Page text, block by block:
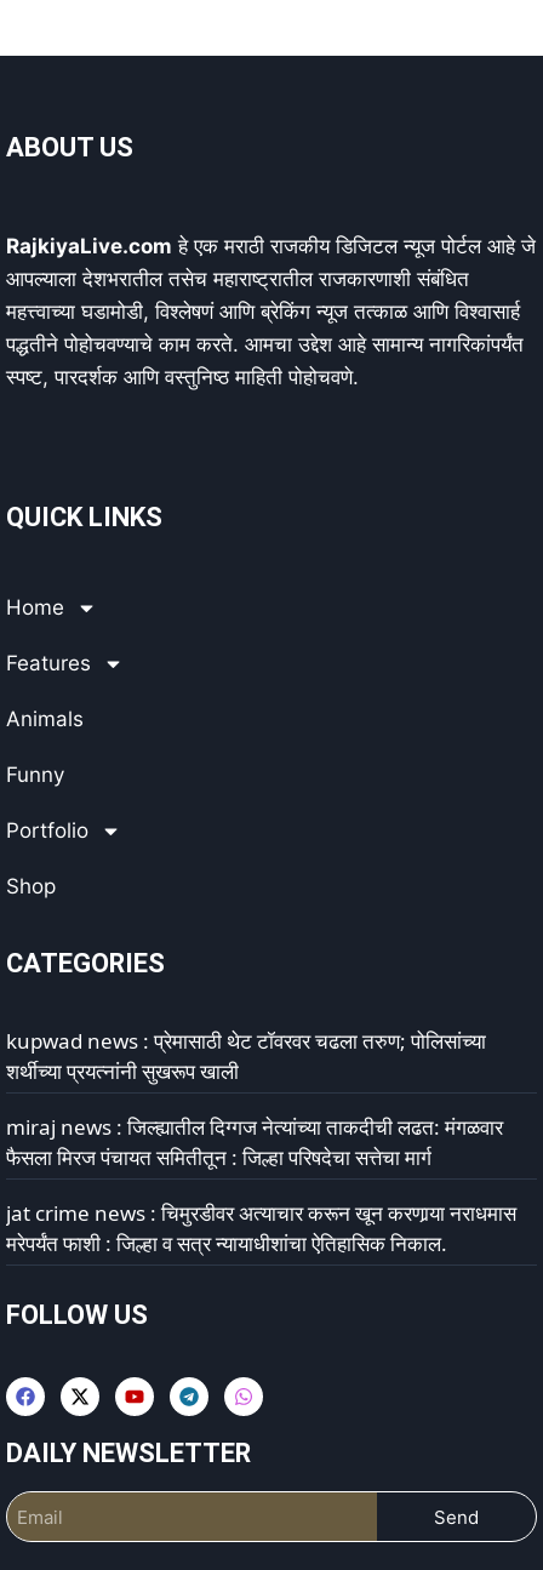
ABOUT US
RajkiyaLive.com हे एक मराठी राजकीय डिजिटल न्यूज पोर्टल आहे जे
आपल्याला देशभरातील तसेच महाराष्ट्रातील राजकारणाशी संबंधित
महत्त्वाच्या घडामोडी, विश्लेषणं आणि ब्रेकिंग न्यूज तत्काळ आणि विश्वासार्ह
पद्धतीने पोहोचवण्याचे काम करते. आमचा उद्देश आहे सामान्य नागरिकांपर्यंत
स्पष्ट, पारदर्शक आणि वस्तुनिष्ठ माहिती पोहोचवणे.
QUICK LINKS
Home
Features
Animals
Funny
Portfolio
Shop
CATEGORIES
kupwad news : प्रेमासाठी थेट टॉवरवर चढला तरुण; पोलिसांच्या
शर्थीच्या प्रयत्नांनी सुखरूप खाली
miraj news : जिल्ह्यातील दिग्गज नेत्यांच्या ताकदीची लढत: मंगळवार
फैसला मिरज पंचायत समितीतून : जिल्हा परिषदेचा सत्तेचा मार्ग
jat crime news : चिमुरडीवर अत्याचार करून खून करणार्‍या नराधमास
मरेपर्यंत फाशी : जिल्हा व सत्र न्यायाधीशांचा ऐतिहासिक निकाल.
FOLLOW US
DAILY NEWSLETTER
Send